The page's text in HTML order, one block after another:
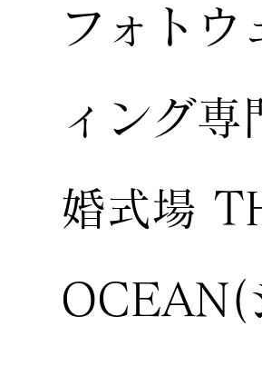
フォトウ
ィング専
婚式場
OCEAN(